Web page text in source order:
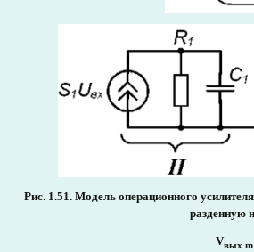
Рис. 1.51. Модель операционного
разденную
Vвых m